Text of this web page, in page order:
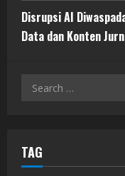
Disrupsi AI
Data dan Konten
Search
TAG